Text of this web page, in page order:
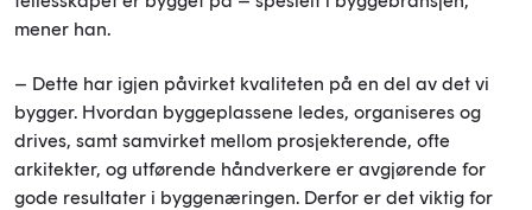
mener han.
– Dette har igjen påvirket kvaliteten på en del av det vi
bygger. Hvordan byggeplassene ledes, organiseres og
drives, samt samvirket mellom prosjekterende, ofte
arkitekter, og utførende håndverkere er avgjørende for
gode resultater i byggenæringen. Derfor er det viktig for